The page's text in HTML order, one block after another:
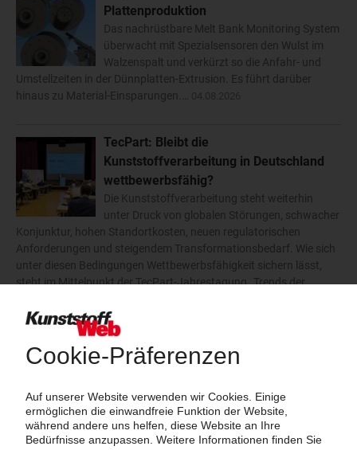
Plattenproduktion
Das nachrüstbare Melt Bank Monitoring System
überwacht mit Spezialsensoren den Wulst im
Walzenspalt und verkürzt so die Anfahr- und
Umstellzeiten in der Dünnplatten-Extrusion. Es führt darüber
hinaus zu Material-Einsparungen.…
TecPart: Bleibt die
Kunststoffverarbeitung in Deutschland
wettbewerbsfähig?
Die Kunststoffverarbeitung steht weiterhin
unter Druck von globalen Störungen, schwacher
Konjunktur, hohen Standortkosten, neuen regulatorischen
Anforderungen und steigendem Transformationsbedarf. Wie sich
unter diesen Bedingungen Wettbewerbsfähigkeit sichern lässt,
steht im Mittelpunkt der TecPart-Jahrestagung „Trends der
04.08.2026
Eröffnung: Kronen-Plastikfolienerzeugnisse GmbH & Co
Über das Vermögen der Kronen-Plastikfolienerzeugnisse GmbH &
Co KG hat das Amtsgericht Darmstadt am 1.…
04.08.2026